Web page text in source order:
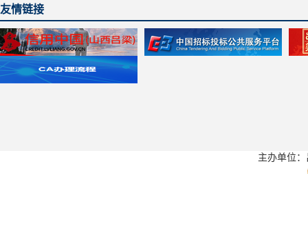
友情链接
主办单位